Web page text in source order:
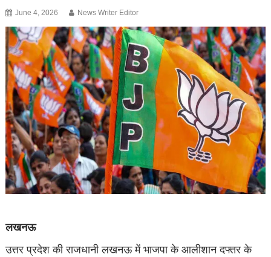
June 4, 2026 News Writer Editor
लखनऊ
उत्तर प्रदेश की राजधानी लखनऊ में भाजपा के आलीशान दफ्तर के